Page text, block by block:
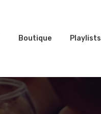
Boutique Playlists